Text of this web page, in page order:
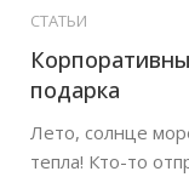
СТАТЬИ
подарка
Лето, солнце
тепла! Кто-то